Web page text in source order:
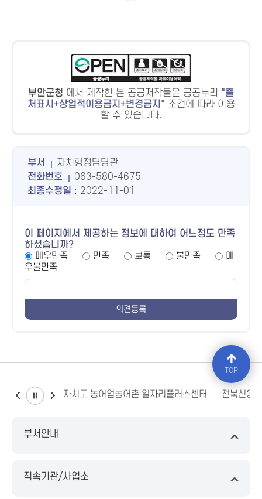
부안군청 에서 제작한 본 공공저작물은 공공누리
출
처표시+상업적이용금지+변경금지
조건에 따라 이용
할 수 있습니다.
부서
자치행정담당관
전화번호
063-580-4675
최종수정일 : 2022-11-01
이 페이지에서 제공하는 정보에 대하여 어느정도 만족
하셨습니까?
매우만족
만족 보통 불만족
매
우불만족
전북특별자치도 농어업농어촌 일자리플러스센터 전북신용
부서안내
직속기관/사업소
TOP